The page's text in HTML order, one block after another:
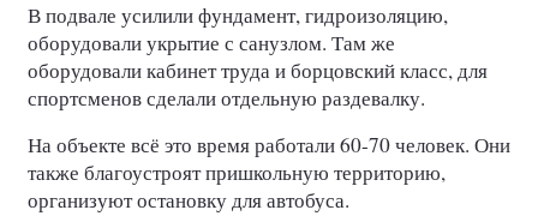
В подвале усилили фундамент, гидроизоляцию,
оборудовали укрытие с санузлом. Там же
оборудовали кабинет труда и борцовский класс, для
спортсменов сделали отдельную раздевалку.
На объекте всё это время работали 60-70 человек. Они
также благоустроят пришкольную территорию,
организуют остановку для автобуса.